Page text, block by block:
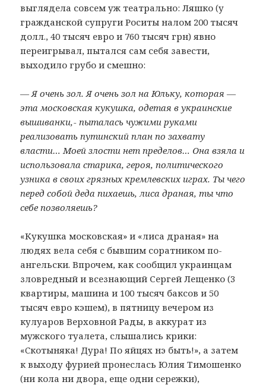
выглядела совсем уж театрально: Ляшко (у
гражданской супруги Роситы налом 200 тысяч
долл., 40 тысяч евро и 760 тысяч грн) явно
переигрывал, пытался сам себя завести,
выходило грубо и смешно:
— Я очень зол. Я очень зол на Юльку, которая —
эта московская кукушка, одетая в украинские
вышиванки, - пыталась чужими руками
реализовать путинский план по захвату
власти… Моей злости нет пределов… Она взяла и
использовала старика, героя, политического
узника в своих грязных кремлевских играх. Ты чего
перед собой деда пихаешь, лиса драная, ты что
себе позволяешь?
«Кукушка московская» и «лиса драная» на
людях вела себя с бывшим соратником по-
ангельски. Впрочем, как сообщил украинцам
зловредный и всезнающий Сергей Лещенко (3
квартиры, машина и 100 тысяч баксов и 50
тысяч евро кэшем), в пятницу вечером из
кулуаров Верховной Рады, в аккурат из
мужского туалета, слышались крики:
«Cкотыняка! Дура! По яйцях нэ быть!», а затем
к выходу фурией пронеслась Юлия Тимошенко
(ни кола ни двора, еще одни сережки),